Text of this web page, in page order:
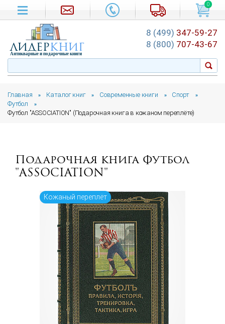
Главная » Каталог книг » Современные книги » Спорт »
Футбол »
Футбол "ASSOCIATION" (Подарочная книга в кожаном переплёте)
Подарочная книга Футбол
"ASSOCIATION"
Кожаный переплёт
0
лидеркниг
Антикварные и подарочные книги
8 (499) 347-59-27
8 (800) 707-43-67